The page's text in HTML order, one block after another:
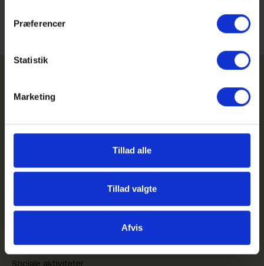
Præferencer
Statistik
Marketing
Tillad alle
Tillad valgte
Afvis
GHG på Instagram
Genveje
Sociale aktiviteter